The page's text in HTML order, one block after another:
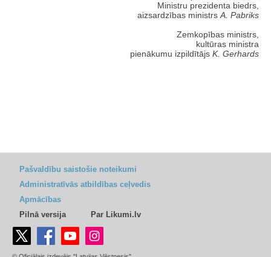
Ministru prezidenta biedrs,
aizsardzības ministrs A. Pabriks
Zemkopības ministrs,
kultūras ministra
pienākumu izpildītājs K. Gerhards
Pašvaldību saistošie noteikumi
Administratīvās atbildības ceļvedis
Apmācības
Pilnā versija
Par Likumi.lv